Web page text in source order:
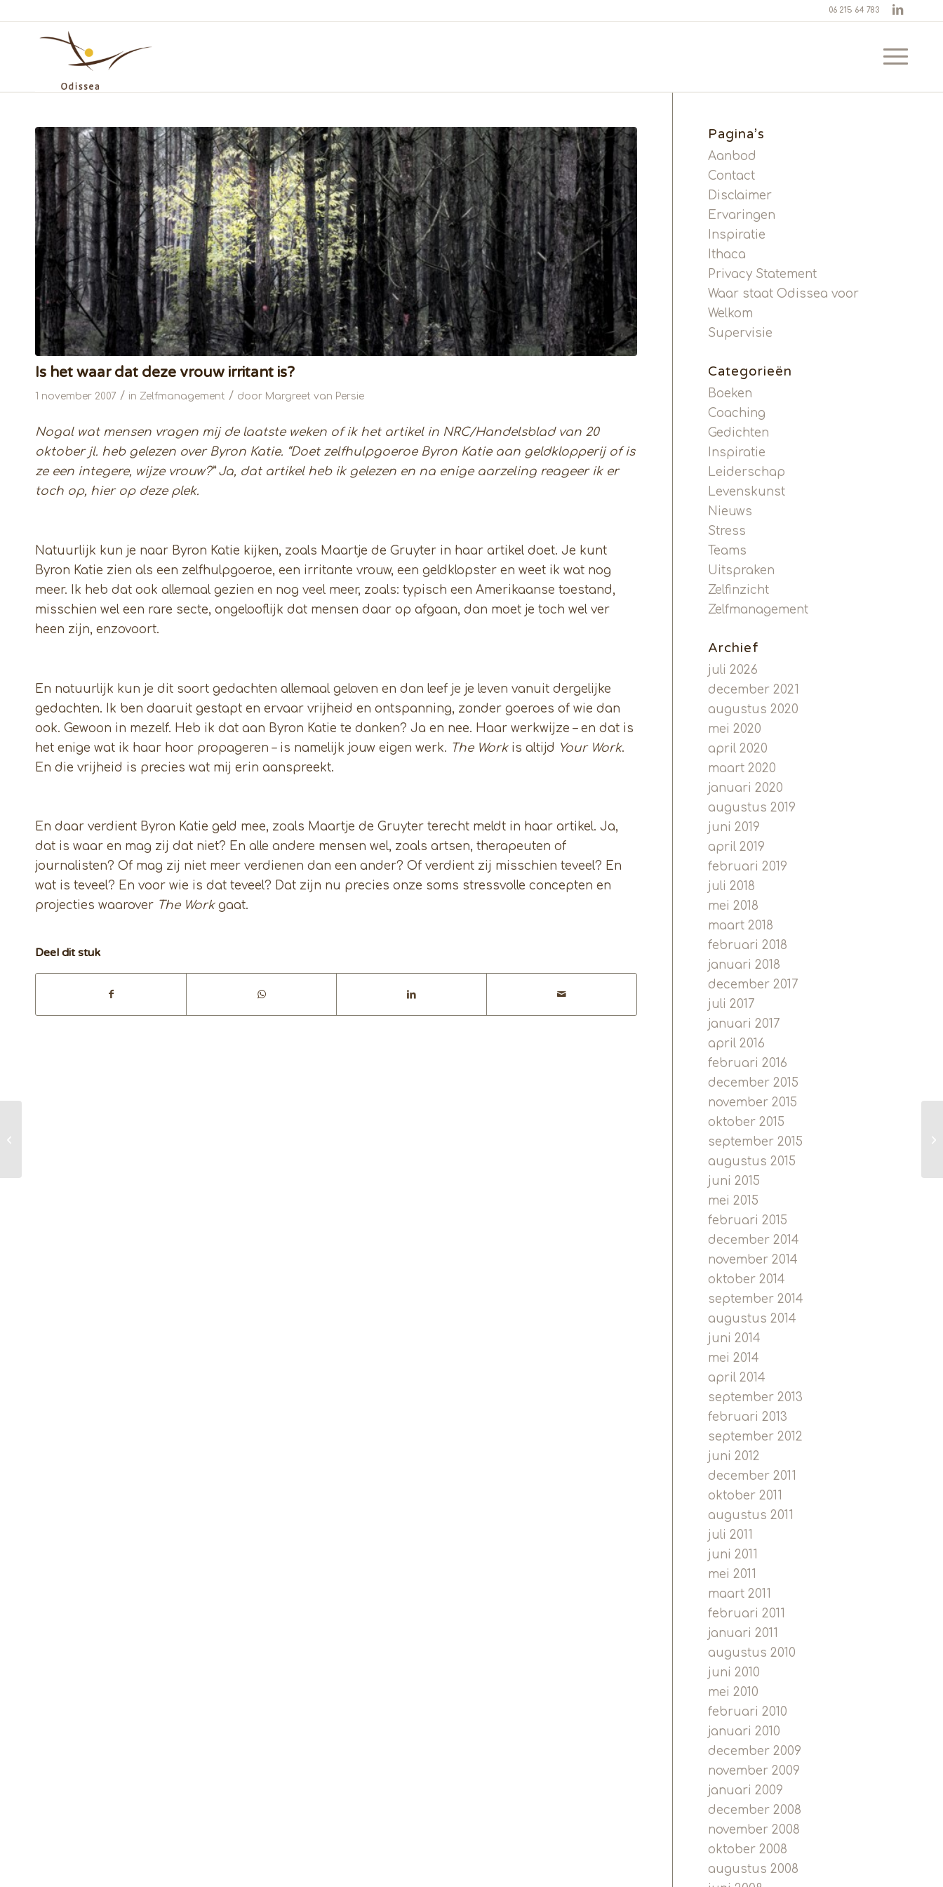
06 215 64 783
Is het waar dat deze vrouw irritant is?
1 november 2007 / in Zelfmanagement / door Margreet van Persie
Nogal wat mensen vragen mij de laatste weken of ik het artikel in NRC/Handelsblad van 20
oktober jl. heb gelezen over Byron Katie. “Doet zelfhulpgoeroe Byron Katie aan geldklopperij of is
ze een integere, wijze vrouw?” Ja, dat artikel heb ik gelezen en na enige aarzeling reageer ik er
toch op, hier op deze plek.
Natuurlijk kun je naar Byron Katie kijken, zoals Maartje de Gruyter in haar artikel doet. Je kunt
Byron Katie zien als een zelfhulpgoeroe, een irritante vrouw, een geldklopster en weet ik wat nog
meer. Ik heb dat ook allemaal gezien en nog veel meer, zoals: typisch een Amerikaanse toestand,
misschien wel een rare secte, ongelooflijk dat mensen daar op afgaan, dan moet je toch wel ver
heen zijn, enzovoort.
En natuurlijk kun je dit soort gedachten allemaal geloven en dan leef je je leven vanuit dergelijke
gedachten. Ik ben daaruit gestapt en ervaar vrijheid en ontspanning, zonder goeroes of wie dan
ook. Gewoon in mezelf. Heb ik dat aan Byron Katie te danken? Ja en nee. Haar werkwijze – en dat is
het enige wat ik haar hoor propageren – is namelijk jouw eigen werk. The Workis altijd Your Work.
En die vrijheid is precies wat mij erin aanspreekt.
En daar verdient Byron Katie geld mee, zoals Maartje de Gruyter terecht meldt in haar artikel. Ja,
dat is waar en mag zij dat niet? En alle andere mensen wel, zoals artsen, therapeuten of
journalisten? Of mag zij niet meer verdienen dan een ander? Of verdient zij misschien teveel? En
wat is teveel? En voor wie is dat teveel? Dat zijn nu precies onze soms stressvolle concepten en
projecties waarover The Workgaat.
Deel dit stuk
Pagina’s
Aanbod
Contact
Disclaimer
Ervaringen
Inspiratie
Ithaca
Privacy Statement
Waar staat Odissea voor
Welkom
Supervisie
Categorieën
Boeken
Coaching
Gedichten
Inspiratie
Leiderschap
Levenskunst
Nieuws
Stress
Teams
Uitspraken
Zelfinzicht
Zelfmanagement
Archief
juli 2026
december 2021
augustus 2020
mei 2020
april 2020
maart 2020
januari 2020
augustus 2019
juni 2019
april 2019
februari 2019
juli 2018
mei 2018
maart 2018
februari 2018
januari 2018
december 2017
juli 2017
januari 2017
april 2016
februari 2016
december 2015
november 2015
oktober 2015
september 2015
augustus 2015
juni 2015
mei 2015
februari 2015
december 2014
november 2014
oktober 2014
september 2014
augustus 2014
juni 2014
mei 2014
april 2014
september 2013
februari 2013
september 2012
juni 2012
december 2011
oktober 2011
augustus 2011
juli 2011
juni 2011
mei 2011
maart 2011
februari 2011
januari 2011
augustus 2010
juni 2010
mei 2010
februari 2010
januari 2010
december 2009
november 2009
januari 2009
december 2008
november 2008
oktober 2008
augustus 2008